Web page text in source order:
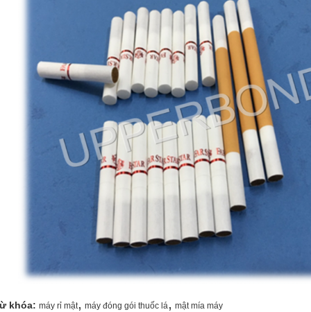
khóa: máy rỉ mật, máy đóng gói thuốc lá, mật mía máy